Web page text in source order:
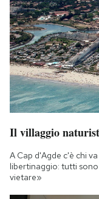
Il villaggio
A Cap d'Agde c'è chi
libertinaggio: tutti
vietare»